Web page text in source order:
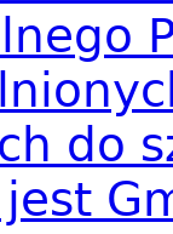
do